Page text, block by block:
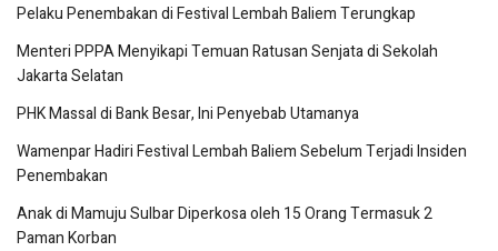
Pelaku Penembakan di Festival Lembah Baliem Terungkap
Menteri PPPA Menyikapi Temuan Ratusan Senjata di Sekolah
Jakarta Selatan
PHK Massal di Bank Besar, Ini Penyebab Utamanya
Wamenpar Hadiri Festival Lembah Baliem Sebelum Terjadi Insiden
Penembakan
Anak di Mamuju Sulbar Diperkosa oleh 15 Orang Termasuk 2
Paman Korban